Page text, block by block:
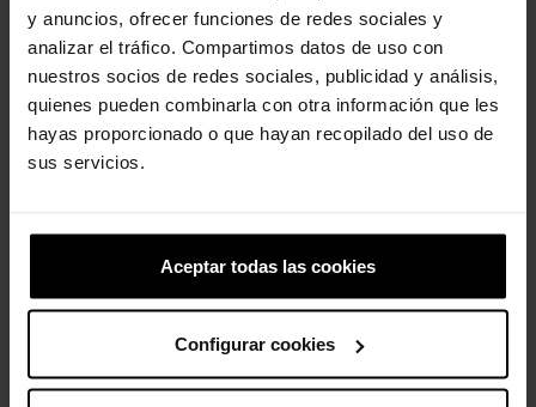
y anuncios, ofrecer funciones de redes sociales y
analizar el tráfico. Compartimos datos de uso con
nuestros socios de redes sociales, publicidad y análisis,
quienes pueden combinarla con otra información que les
hayas proporcionado o que hayan recopilado del uso de
sus servicios.
Aceptar todas las cookies
Configurar cookies
Clientes que compraram este
produto também compraram:
-20% -20%
4,79 €